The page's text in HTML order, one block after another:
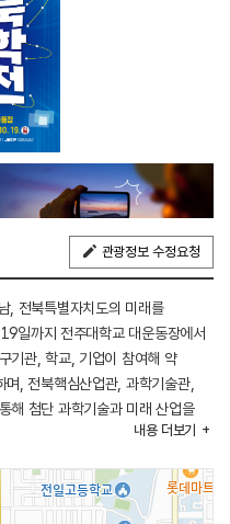
관광정보 수정요청
, 전북특별자치도의 미래를
일까지 전주대학교 대운동장에서
기관, 학교, 기업이 참여해 약
, 전북핵심산업관, 과학기술관,
해 첨단 과학기술과 미래 산업을
과 경연대회, 과학공연,내용 더보기